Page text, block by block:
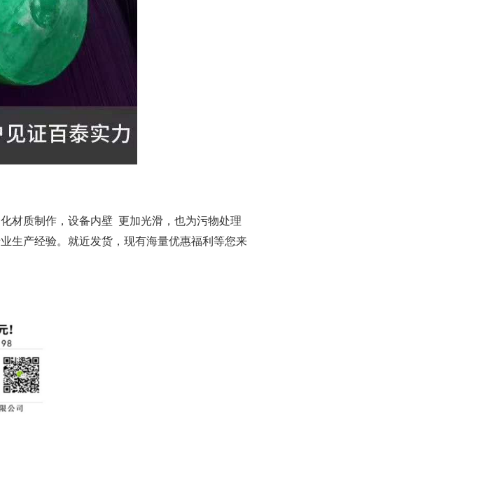
材质制作，设备内壁 更加光滑，也为污物处理
生产经验。就近发货，现有海量优惠福利等您来